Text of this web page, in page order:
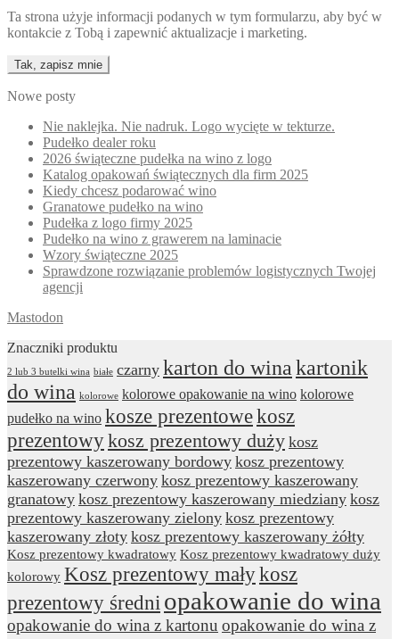
Ta strona użyje informacji podanych w tym formularzu, aby być w
kontakcie z Tobą i zapewnić aktualizacje i marketing.
Nowe posty
Nie naklejka. Nie nadruk. Logo wycięte w tekturze.
Pudełko dealer roku
2026 świąteczne pudełka na wino z logo
Katalog opakowań świątecznych dla firm 2025
Kiedy chcesz podarować wino
Granatowe pudełko na wino
Pudełka z logo firmy 2025
Pudełko na wino z grawerem na laminacie
Wzory świąteczne 2025
Sprawdzone rozwiązanie problemów logistycznych Twojej
agencji
Mastodon
Znaczniki produktu
2 lub 3 butelki wina białe czarny karton do wina kartonik
do wina kolorowe kolorowe opakowanie na wino kolorowe
pudełko na wino kosze prezentowekosz
prezentowykosz prezentowy duży kosz
prezentowy kaszerowany bordowy kosz prezentowy
kaszerowany czerwony kosz prezentowy kaszerowany
granatowy kosz prezentowy kaszerowany miedziany kosz
prezentowy kaszerowany zielony kosz prezentowy
kaszerowany złoty kosz prezentowy kaszerowany żółty
Kosz prezentowy kwadratowy Kosz prezentowy kwadratowy duży
kolorowy Kosz prezentowy małykosz
prezentowy średni opakowanie do wina
opakowanie do wina z kartonu opakowanie do wina z